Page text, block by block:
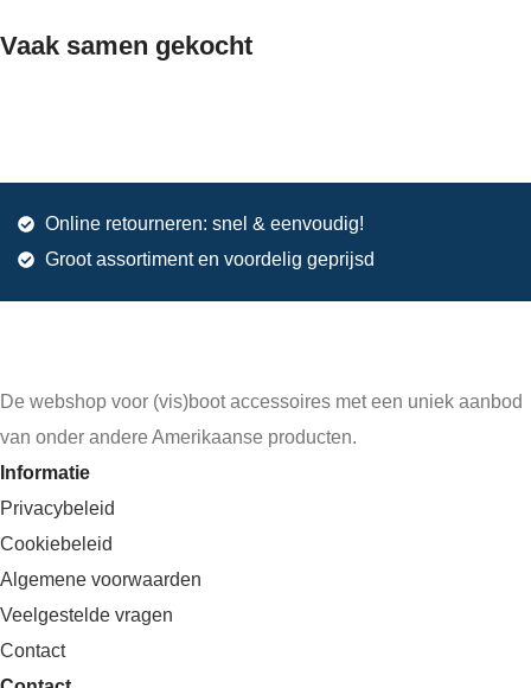
Vaak samen gekocht
Online retourneren: snel & eenvoudig!
Groot assortiment en voordelig geprijsd
De webshop voor (vis)boot accessoires met een uniek aanbod
van onder andere Amerikaanse producten.
Informatie
Privacybeleid
Cookiebeleid
Algemene voorwaarden
Veelgestelde vragen
Contact